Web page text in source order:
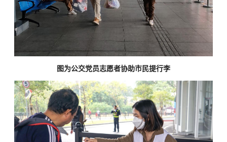
图为公交党员志愿者协助市民提行李